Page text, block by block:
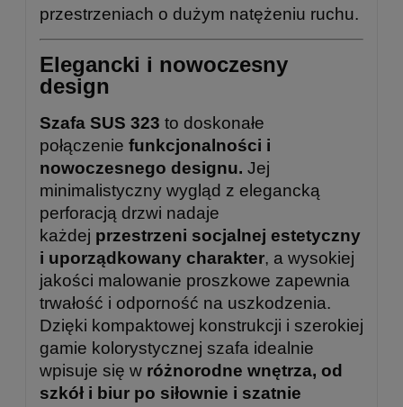
przestrzeniach o dużym natężeniu ruchu.
Elegancki i nowoczesny
design
Szafa SUS 323 to doskonałe
połączenie funkcjonalności i
nowoczesnego designu. Jej
minimalistyczny wygląd z elegancką
perforacją drzwi nadaje
każdej przestrzeni socjalnej estetyczny
i uporządkowany charakter, a wysokiej
jakości malowanie proszkowe zapewnia
trwałość i odporność na uszkodzenia.
Dzięki kompaktowej konstrukcji i szerokiej
gamie kolorystycznej szafa idealnie
wpisuje się w różnorodne wnętrza, od
szkół i biur po siłownie i szatnie